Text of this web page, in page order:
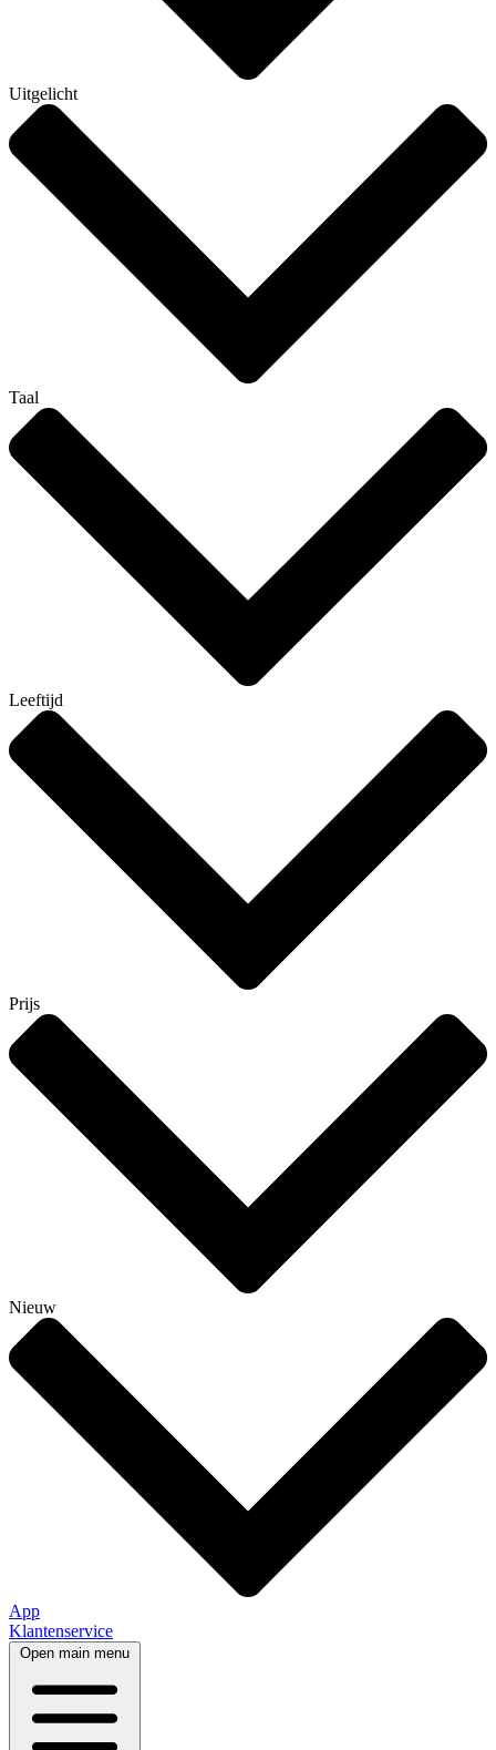
Uitgelicht
Taal
Leeftijd
Prijs
Nieuw
App
Klantenservice
Open main menu